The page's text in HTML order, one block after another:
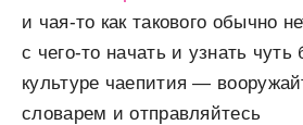
и чая-то как такового обычно
с чего-то начать и узнать
культуре чаепития —
словарем и отправляйтесь